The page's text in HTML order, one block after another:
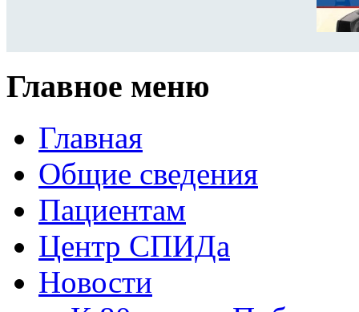
Главное меню
Главная
Общие сведения
Пациентам
Центр СПИДа
Новости